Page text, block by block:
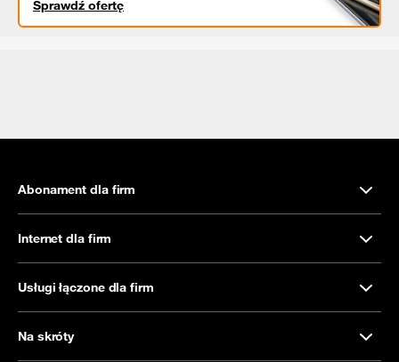
Sprawdź ofertę
Abonament dla firm
Internet dla firm
Usługi łączone dla firm
Na skróty